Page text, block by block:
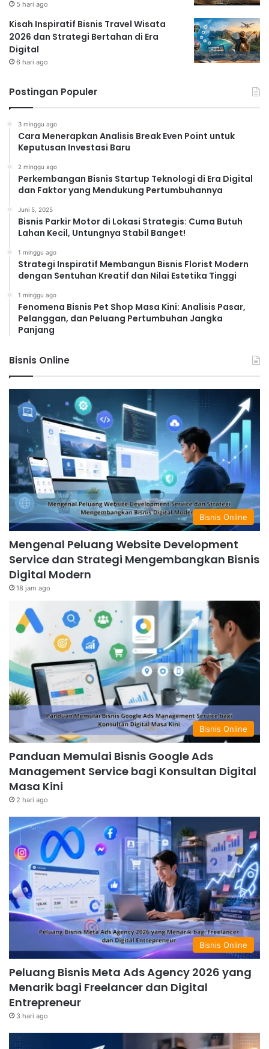
5 hari ago
Kisah Inspiratif Bisnis Travel Wisata
2026 dan Strategi Bertahan di Era
Digital
6 hari ago
Postingan Populer
3 minggu ago
Cara Menerapkan Analisis Break Even Point untuk
Keputusan Investasi Baru
2 minggu ago
Perkembangan Bisnis Startup Teknologi di Era Digital
dan Faktor yang Mendukung Pertumbuhannya
Juni 5, 2025
Bisnis Parkir Motor di Lokasi Strategis: Cuma Butuh
Lahan Kecil, Untungnya Stabil Banget!
1 minggu ago
Strategi Inspiratif Membangun Bisnis Florist Modern
dengan Sentuhan Kreatif dan Nilai Estetika Tinggi
1 minggu ago
Fenomena Bisnis Pet Shop Masa Kini: Analisis Pasar,
Pelanggan, dan Peluang Pertumbuhan Jangka
Panjang
Bisnis Online
Bisnis Online
Mengenal Peluang Website Development
Service dan Strategi Mengembangkan Bisnis
Digital Modern
18 jam ago
Bisnis Online
Panduan Memulai Bisnis Google Ads
Management Service bagi Konsultan Digital
Masa Kini
2 hari ago
Bisnis Online
Peluang Bisnis Meta Ads Agency 2026 yang
Menarik bagi Freelancer dan Digital
Entrepreneur
3 hari ago